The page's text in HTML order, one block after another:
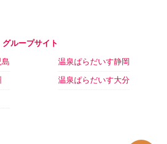
グループサイト
温泉ぱらだいす静岡
温泉ぱらだいす大分